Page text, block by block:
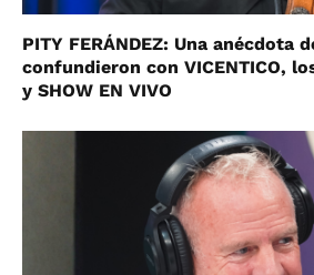
PITY FERÁNDEZ: Una anécdota
confundieron con VICENTICO,
y SHOW EN VIVO